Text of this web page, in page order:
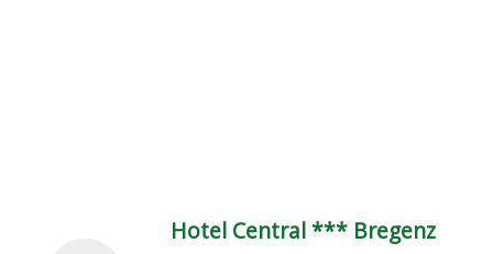
Hotel Central *** Bregenz